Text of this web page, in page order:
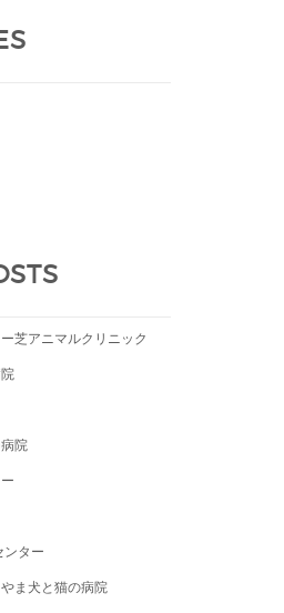
芝アニマルクリニック
院
ンター
ま犬と猫の病院